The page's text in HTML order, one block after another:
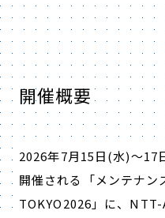
開催概要
2026年7月15日(水)～17
開催される「メンテナン
TOKYO2026」に、